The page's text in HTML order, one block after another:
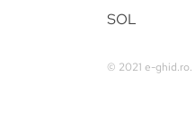
SOL
© 2021 e-ghid.ro.